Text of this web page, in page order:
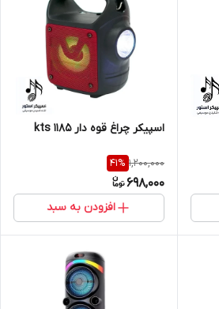
اسپیکر چراغ قوه دار kts 1185
1,200,000
41%
698,000
افزودن به سبد